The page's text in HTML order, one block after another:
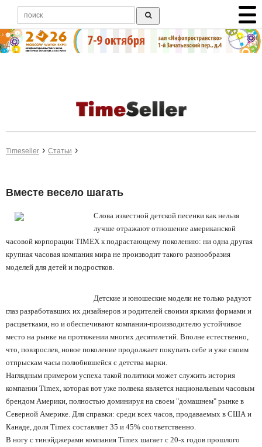
Timeseller Статьи
Вместе весело шагать
Слова известной детской песенки как нельзя
лучше отражают отношение американской
часовой корпорации TIMEX к подрастающему поколению: ни одна другая
крупная часовая компания мира не производит такого разнообразия
моделей для детей и подростков.
Детские и юношеские модели не только радуют
глаз разработавших их дизайнеров и родителей своими яркими формами и
расцветками, но и обеспечивают компании-производителю устойчивое
место на рынке на протяжении многих десятилетий. Вполне естественно,
что, повзрослев, новое поколение продолжает покупать себе и уже своим
отпрыскам часы полюбившейся с детства марки.
Наглядным примером успеха такой политики может служить история
компании Timex, которая вот уже полвека является национальным часовым
брендом Америки, полностью доминируя на своем "домашнем" рынке в
Северной Америке. Для справки: среди всех часов, продаваемых в США и
Канаде, доля Timex составляет 35 и 45% соответственно.
В ногу с тинэйджерами компания Timex шагает с 20-х годов прошлого